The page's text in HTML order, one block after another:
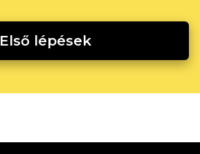
Első lépések